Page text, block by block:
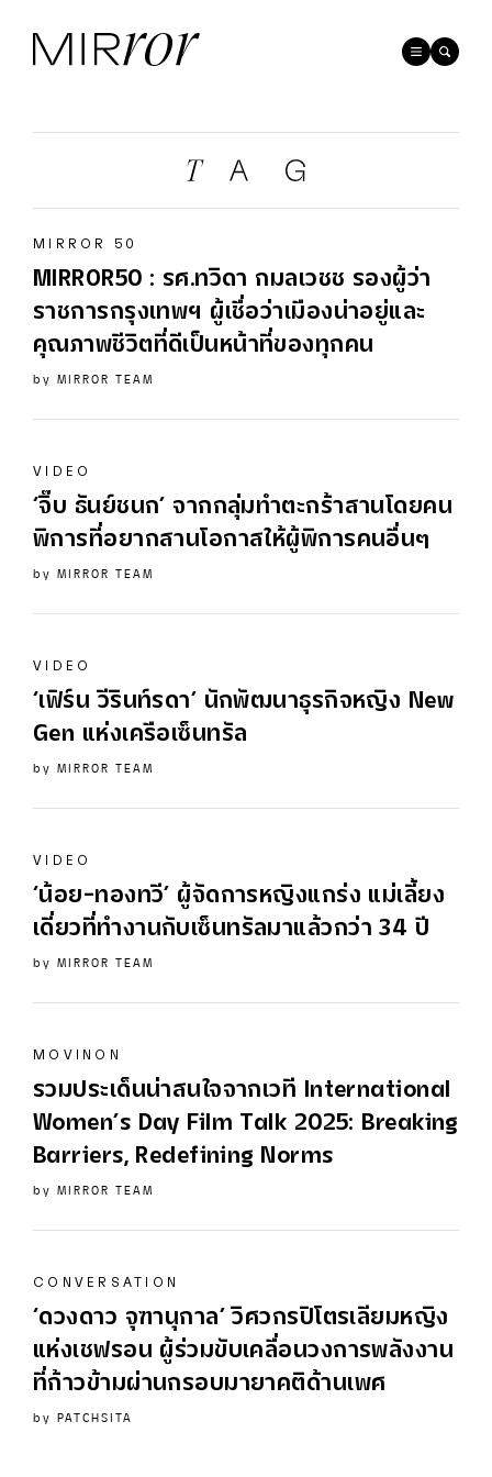
MIRROR 50
MIRROR50 : รศ.ทวิดา กมลเวชช รองผู้ว่า
ราชการกรุงเทพฯ ผู้เชื่อว่าเมืองน่าอยู่และ
คุณภาพชีวิตที่ดีเป็นหน้าที่ของทุกคน
by MIRROR TEAM
VIDEO
‘จิ๊บ ธันย์ชนก’ จากกลุ่มทำตะกร้าสานโดยคน
พิการที่อยากสานโอกาสให้ผู้พิการคนอื่นๆ
by MIRROR TEAM
VIDEO
‘เฟิร์น วีรินท์รดา’ นักพัฒนาธุรกิจหญิง New
Gen แห่งเครือเซ็นทรัล
by MIRROR TEAM
VIDEO
‘น้อย-ทองทวี’ ผู้จัดการหญิงแกร่ง แม่เลี้ยง
เดี่ยวที่ทำงานกับเซ็นทรัลมาแล้วกว่า 34 ปี
by MIRROR TEAM
MOVINON
รวมประเด็นน่าสนใจจากเวที International
Women’s Day Film Talk 2025: Breaking
Barriers, Redefining Norms
by MIRROR TEAM
CONVERSATION
‘ดวงดาว จุฑานุกาล’ วิศวกรปิโตรเลียมหญิง
แห่งเชฟรอน ผู้ร่วมขับเคลื่อนวงการพลังงาน
ที่ก้าวข้ามผ่านกรอบมายาคติด้านเพศ
by PATCHSITA